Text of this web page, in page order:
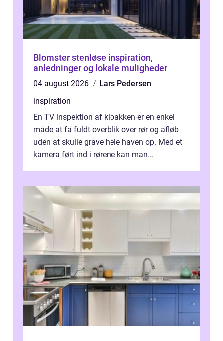
Blomster stenløse inspiration,
anledninger og lokale muligheder
04 august 2026
Lars Pedersen
inspiration
En TV inspektion af kloakken er en enkel
måde at få fuldt overblik over rør og afløb
uden at skulle grave hele haven op. Med et
kamera ført ind i rørene kan man...